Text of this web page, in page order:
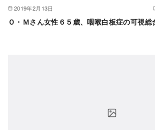
2019年2月13日
Ｏ・Ｍさん女性６５歳、咽喉白板症の可視総